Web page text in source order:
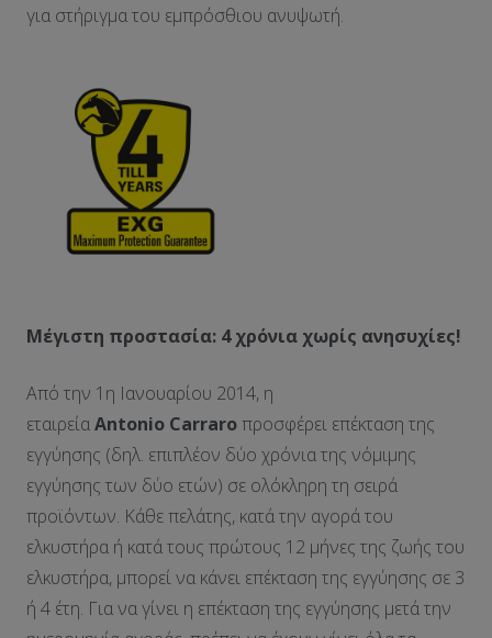
για στήριγμα του εμπρόσθιου ανυψωτή.
Μέγιστη προστασία: 4 χρόνια χωρίς ανησυχίες!
Από την 1η Ιανουαρίου 2014, η
εταιρείαAntonio Carraroπροσφέρει επέκταση της
εγγύησης (δηλ. επιπλέον δύο χρόνια της νόμιμης
εγγύησης των δύο ετών) σε ολόκληρη τη σειρά
προϊόντων. Κάθε πελάτης, κατά την αγορά του
ελκυστήρα ή κατά τους πρώτους 12 μήνες της ζωής του
ελκυστήρα, μπορεί να κάνει επέκταση της εγγύησης σε 3
ή 4 έτη. Για να γίνει η επέκταση της εγγύησης μετά την